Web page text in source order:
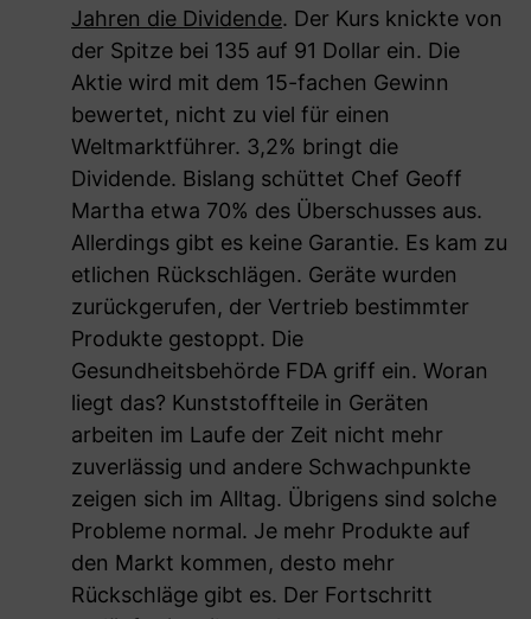
Jahren die Dividende. Der Kurs knickte von
der Spitze bei 135 auf 91 Dollar ein. Die
Aktie wird mit dem 15-fachen Gewinn
bewertet, nicht zu viel für einen
Weltmarktführer. 3,2% bringt die
Dividende. Bislang schüttet Chef Geoff
Martha etwa 70% des Überschusses aus.
Allerdings gibt es keine Garantie. Es kam zu
etlichen Rückschlägen. Geräte wurden
zurückgerufen, der Vertrieb bestimmter
Produkte gestoppt. Die
Gesundheitsbehörde FDA griff ein. Woran
liegt das? Kunststoffteile in Geräten
arbeiten im Laufe der Zeit nicht mehr
zuverlässig und andere Schwachpunkte
zeigen sich im Alltag. Übrigens sind solche
Probleme normal. Je mehr Produkte auf
den Markt kommen, desto mehr
Rückschläge gibt es. Der Fortschritt